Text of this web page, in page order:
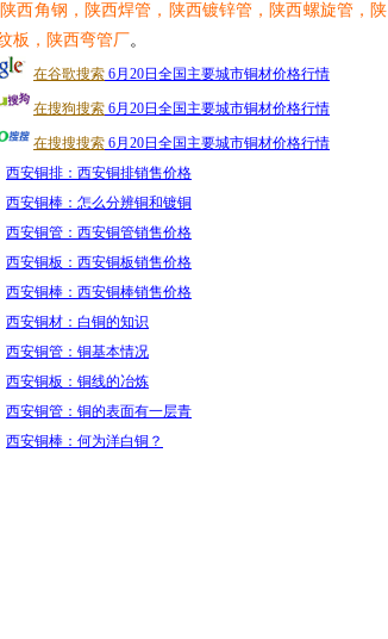
西角钢，陕西焊管，陕西镀锌管，陕西螺旋管，陕
板，陕西弯管厂。
在谷歌搜索 6月20日全国主要城市铜材价格行情
在搜狗搜索 6月20日全国主要城市铜材价格行情
在搜搜搜索 6月20日全国主要城市铜材价格行情
西安铜排：西安铜排销售价格
西安铜棒：怎么分辨铜和镀铜
西安铜管：西安铜管销售价格
西安铜板：西安铜板销售价格
西安铜棒：西安铜棒销售价格
西安铜材：白铜的知识
西安铜管：铜基本情况
西安铜板：铜线的冶炼
西安铜管：铜的表面有一层青
西安铜棒：何为洋白铜？